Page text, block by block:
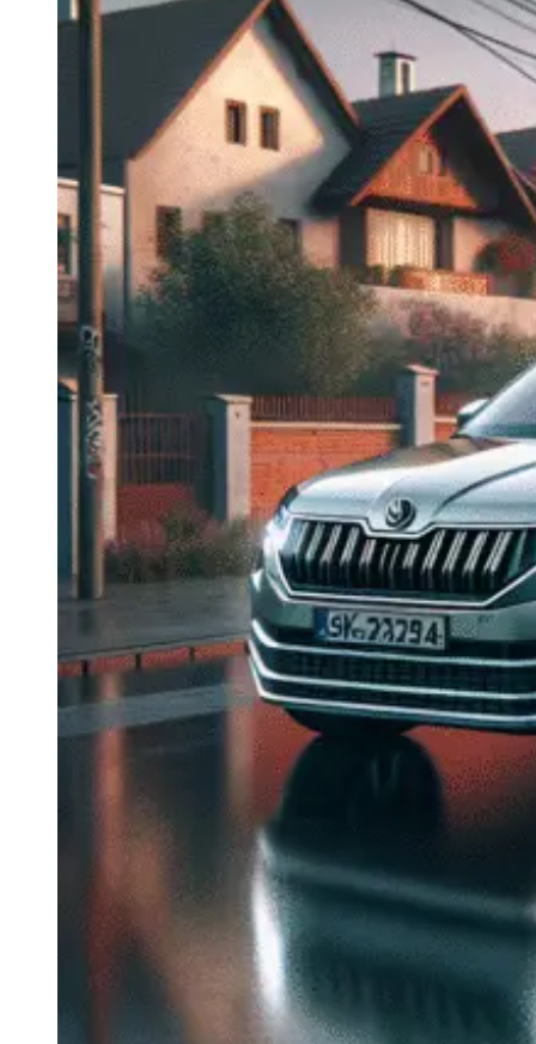
Navigatie Duster 2011
Navigatie Duster 2019
Navigatie Audi A3 8p
Navigatie Audi A4
Navigatie Audi A4 B6
Navigatie Audi A4 B7
Navigatie Audi A4 B8
Navigatie Audi A5
Navigatie Audi A6 C5
Navigatie Audi A6 C6
Navigatie Audi A6 C7
Navigatie Audi Q5
Ford
Navigație Ford Fiesta
Navigație Ford Focus 1
Navigație Ford Focus 2
Navigație Ford Focus MK3
Navigație Ford Mondeo MK3
Navigație Ford Mondeo MK4
Navigație Ford Transit
Navigație Mercedes C Class W203
Navigație Mercedes C Class W204
Navigație Mercedes W203
Navigație Mercedes W204
Navigație Mercedes W211
Navigație Mercedes Sprinter
Navigație Passat B5
Navigație Passat B5 5
Navigație Passat B6
Navigație Passat B7
Navigație Passat B8
Navigație Passat CC
Navigație Skoda Fabia 1
Navigație Skoda Fabia 2
Navigație Skoda Octavia 1
Navigație Skoda Octavia 2
Navigație Skoda Octavia 3
Navigație Skoda Rapid
Navigație Skoda Superb 1
Navigație Skoda Superb 2
Navigație Toyota Avensis T25
Portbagaj Plafon Auto